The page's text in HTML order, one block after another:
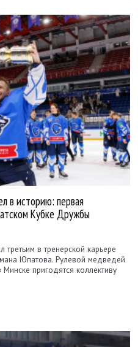
в историю: первая
Кубке Дружбы
в тренерской карьере
Юпатова. Рулевой медведей
пригодятся коллективу